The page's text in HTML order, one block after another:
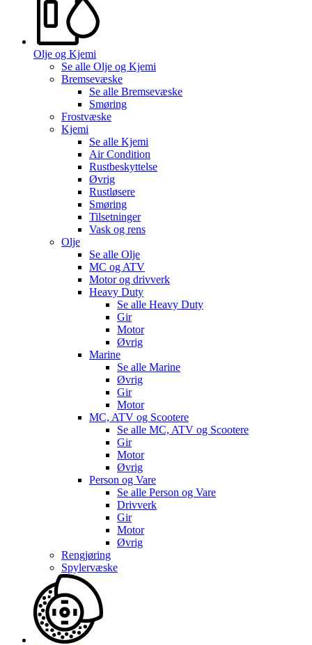
Olje og Kjemi
Se alle Olje og Kjemi
Bremsevæske
Se alle Bremsevæske
Smøring
Frostvæske
Kjemi
Se alle Kjemi
Air Condition
Rustbeskyttelse
Øvrig
Rustløsere
Smøring
Tilsetninger
Vask og rens
Olje
Se alle Olje
MC og ATV
Motor og drivverk
Heavy Duty
Se alle Heavy Duty
Gir
Motor
Øvrig
Marine
Se alle Marine
Øvrig
Gir
Motor
MC, ATV og Scootere
Se alle MC, ATV og Scootere
Gir
Motor
Øvrig
Person og Vare
Se alle Person og Vare
Drivverk
Gir
Motor
Øvrig
Rengjøring
Spylervæske